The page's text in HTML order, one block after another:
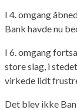
I 4. omgang
Bank havde nu
I 6. omgang
store slag, i
virkede lidt
Det blev ikke